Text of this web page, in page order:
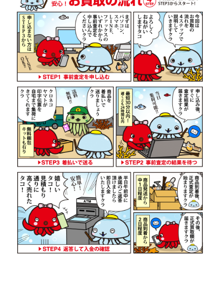
turi20260705 （2026/07/31迄）
ダイワ 22 イグジスト LT 2500S-
DH ベイトリール 未使用
釣具買取クーポンg-
turi20260706（2026/07/31迄）
44,500円
2026/07/05
ダイワ 22 イグジスト SF 2500SS
ベイトリール 未使用
釣具買取クーポンg-
turi20260707 （2026/07/31迄）
42,000円
2026/07/05
ダイワ 22 イグジスト LT4000-XH
ベイトリール 未使用
釣具買取クーポン
turi20260708（2026/07/31迄）
38,500円
2026/07/05
ダイワ 22 イグジスト LT 2000S-P
ベイトリール 未使用
釣具買取クーポンg-
turi20260709
（2026/07/31迄）
36,000円
2026/07/05
ダイワ 15 イグジスト 2506PE-DH
ベイトリール 未使用
釣具買取クーポンg-
turi20260710（2026/07/31迄）
29,500円
2026/07/05